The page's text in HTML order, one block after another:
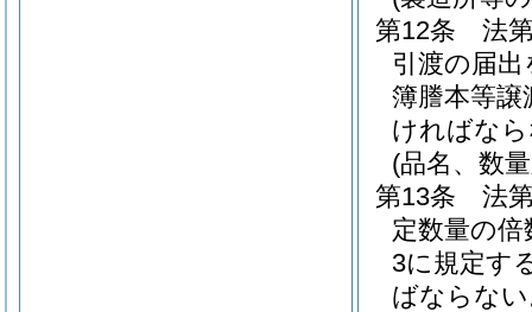
第12条
法
引渡の届
簿謄本等
ければな
(品名、数
第13条
法
定数量の
3に規定す
ばならな